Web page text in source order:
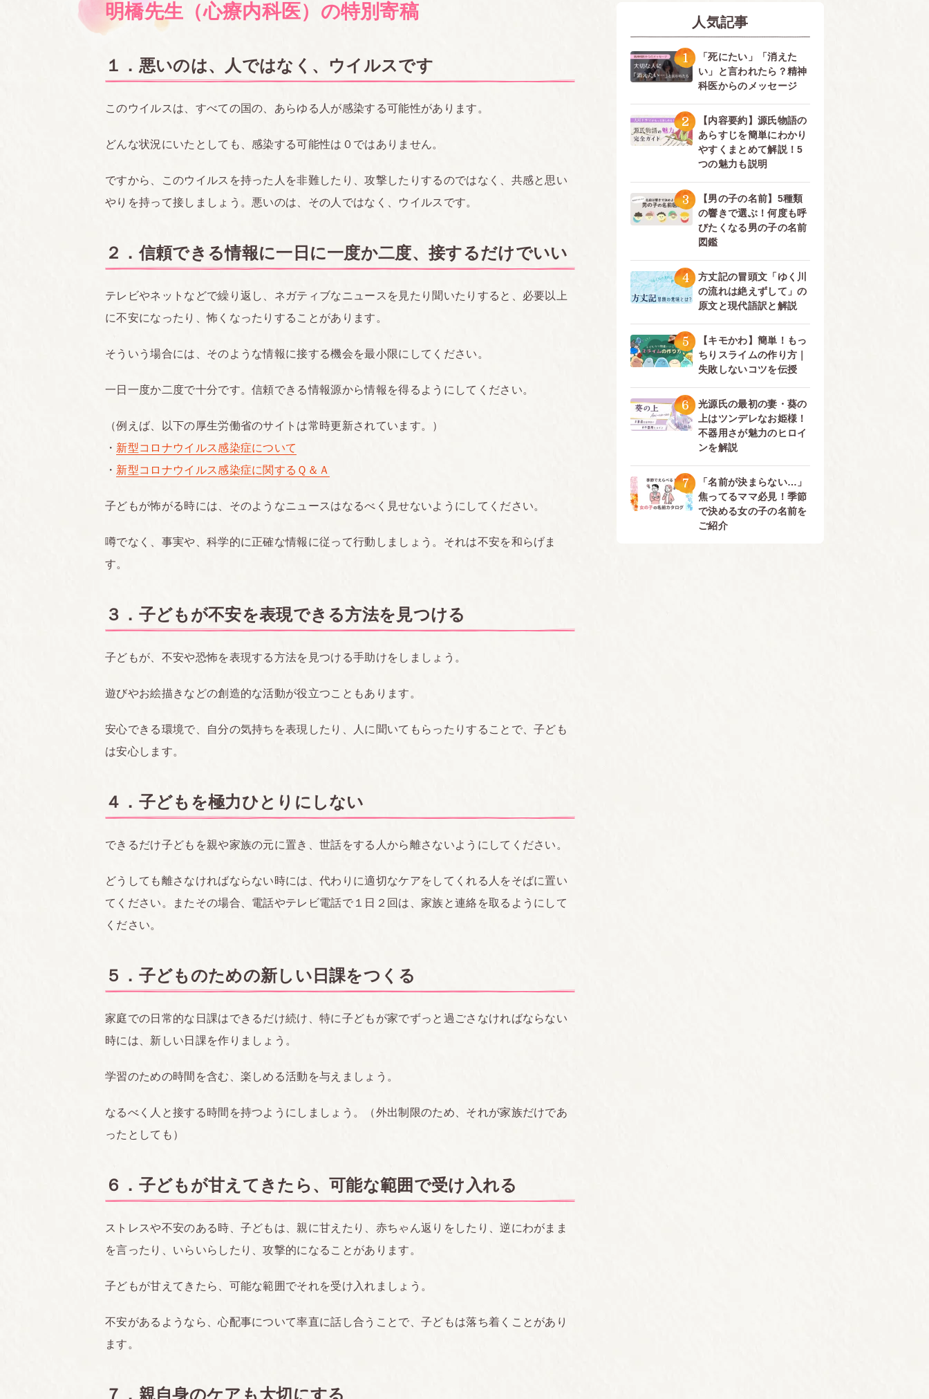
明橋先生（心療内科医）の特別寄稿
１．悪いのは、人ではなく、ウイルスです
このウイルスは、すべての国の、あらゆる人が感染する可能性があります。
どんな状況にいたとしても、感染する可能性は０ではありません。
ですから、このウイルスを持った人を非難したり、攻撃したりするのではなく、共感と思い
やりを持って接しましょう。悪いのは、その人ではなく、ウイルスです。
２．信頼できる情報に一日に一度か二度、接するだけでいい
テレビやネットなどで繰り返し、ネガティブなニュースを見たり聞いたりすると、必要以上
に不安になったり、怖くなったりすることがあります。
そういう場合には、そのような情報に接する機会を最小限にしてください。
一日一度か二度で十分です。信頼できる情報源から情報を得るようにしてください。
（例えば、以下の厚生労働省のサイトは常時更新されています。）
・ 新型コロナウイルス感染症について
・ 新型コロナウイルス感染症に関するＱ＆Ａ
子どもが怖がる時には、そのようなニュースはなるべく見せないようにしてください。
噂でなく、事実や、科学的に正確な情報に従って行動しましょう。それは不安を和らげま
す。
３．子どもが不安を表現できる方法を見つける
子どもが、不安や恐怖を表現する方法を見つける手助けをしましょう。
遊びやお絵描きなどの創造的な活動が役立つこともあります。
安心できる環境で、自分の気持ちを表現したり、人に聞いてもらったりすることで、子ども
は安心します。
４．子どもを極力ひとりにしない
できるだけ子どもを親や家族の元に置き、世話をする人から離さないようにしてください。
どうしても離さなければならない時には、代わりに適切なケアをしてくれる人をそばに置い
てください。またその場合、電話やテレビ電話で１日２回は、家族と連絡を取るようにして
ください。
５．子どものための新しい日課をつくる
家庭での日常的な日課はできるだけ続け、特に子どもが家でずっと過ごさなければならない
時には、新しい日課を作りましょう。
学習のための時間を含む、楽しめる活動を与えましょう。
なるべく人と接する時間を持つようにしましょう。（外出制限のため、それが家族だけであ
ったとしても）
６．子どもが甘えてきたら、可能な範囲で受け入れる
ストレスや不安のある時、子どもは、親に甘えたり、赤ちゃん返りをしたり、逆にわがまま
を言ったり、いらいらしたり、攻撃的になることがあります。
子どもが甘えてきたら、可能な範囲でそれを受け入れましょう。
不安があるようなら、心配事について率直に話し合うことで、子どもは落ち着くことがあり
ます。
７．親自身のケアも大切にする
人気記事
1
「死にたい」「消えた
い」と言われたら？精神
科医からのメッセージ
2
【内容要約】源氏物語の
あらすじを簡単にわかり
やすくまとめて解説！5
つの魅力も説明
3
【男の子の名前】5種類
の響きで選ぶ！何度も呼
びたくなる男の子の名前
図鑑
4
方丈記の冒頭文「ゆく川
の流れは絶えずして」の
原文と現代語訳と解説
5
【キモかわ】簡単！もっ
ちりスライムの作り方｜
失敗しないコツを伝授
6
光源氏の最初の妻・葵の
上はツンデレなお姫様！
不器用さが魅力のヒロイ
ンを解説
7
「名前が決まらない…」
焦ってるママ必見！季節
で決める女の子の名前を
ご紹介